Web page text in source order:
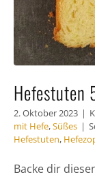
Hefestuten
2. Oktober 2023 |
mit Hefe,Süßes |
Hefestuten,
Backe dir